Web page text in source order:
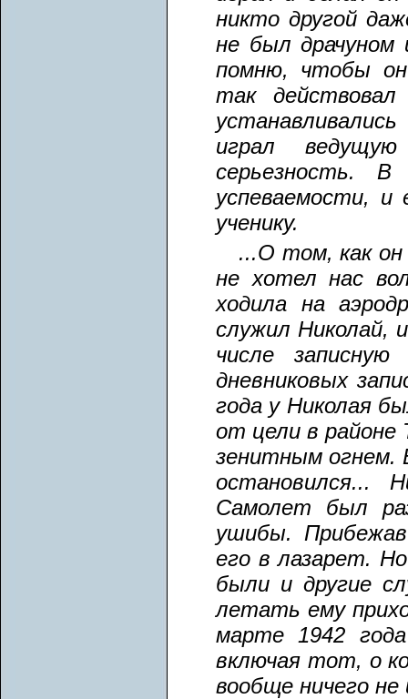
никто другой
не был
помню, чтобы он
так
играл
серьезность.
успеваемости, и
ученику.
...О том, как он
не хотел нас
ходила на
служил Николай,
числе
дневниковых
года у Николая
от цели в районе
зенитным огнем.
остановился...
Самолет был
ушибы.
его в лазарет.
были и другие
летать ему
марте 1942
включая тот, о
вообще ничего не